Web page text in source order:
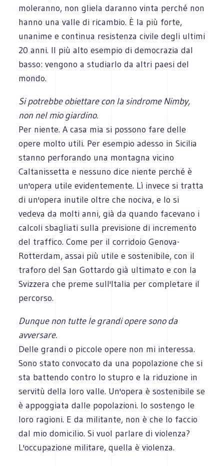
moleranno, non gliela daranno vinta perché non
hanno una valle di ricambio. È la più forte,
unanime e continua resistenza civile degli ultimi
20 anni. Il più alto esempio di democrazia dal
basso: vengono a studiarlo da altri paesi del
mondo.
Si potrebbe obiettare con la sindrome Nimby,
non nel mio giardino.
Per niente. A casa mia si possono fare delle
opere molto utili. Per esempio adesso in Sicilia
stanno perforando una montagna vicino
Caltanissetta e nessuno dice niente perché è
un'opera utile evidentemente. Lì invece si tratta
di un'opera inutile oltre che nociva, e lo si
vedeva da molti anni, già da quando facevano i
calcoli sbagliati sulla previsione di incremento
del traffico. Come per il corridoio Genova-
Rotterdam, assai più utile e sostenibile, con il
traforo del San Gottardo già ultimato e con la
Svizzera che preme sull'Italia per completare il
percorso.
Dunque non tutte le grandi opere sono da
avversare.
Delle grandi o piccole opere non mi interessa.
Sono stato convocato da una popolazione che si
sta battendo contro lo stupro e la riduzione in
servitù della loro valle. Un'opera è sostenibile se
è appoggiata dalle popolazioni. Io sostengo le
loro ragioni. E da militante, non è che lo faccio
dal mio domicilio. Si vuol parlare di violenza?
L'occupazione militare, quella è violenza.